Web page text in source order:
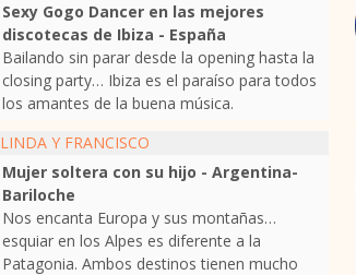
Sexy Gogo Dancer en las mejores
discotecas de Ibiza - España
Bailando sin parar desde la opening hasta la
closing party… Ibiza es el paraíso para todos
los amantes de la buena música.
LINDA Y FRANCISCO
Mujer soltera con su hijo - Argentina-
Bariloche
Nos encanta Europa y sus montañas…
esquiar en los Alpes es diferente a la
Patagonia. Ambos destinos tienen mucho